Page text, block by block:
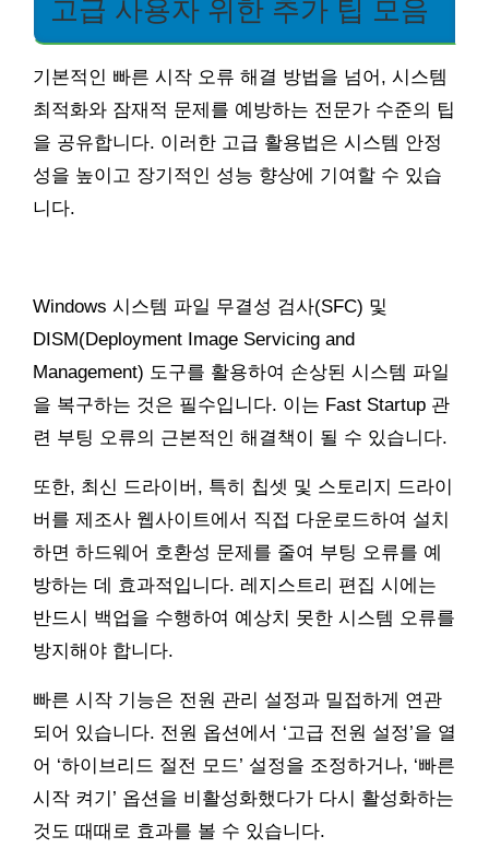
고급 사용자 위한 추가 팁 모음
기본적인 빠른 시작 오류 해결 방법을 넘어, 시스템
최적화와 잠재적 문제를 예방하는 전문가 수준의 팁
을 공유합니다. 이러한 고급 활용법은 시스템 안정
성을 높이고 장기적인 성능 향상에 기여할 수 있습
니다.
Windows 시스템 파일 무결성 검사(SFC) 및
DISM(Deployment Image Servicing and
Management) 도구를 활용하여 손상된 시스템 파일
을 복구하는 것은 필수입니다. 이는 Fast Startup 관
련 부팅 오류의 근본적인 해결책이 될 수 있습니다.
또한, 최신 드라이버, 특히 칩셋 및 스토리지 드라이
버를 제조사 웹사이트에서 직접 다운로드하여 설치
하면 하드웨어 호환성 문제를 줄여 부팅 오류를 예
방하는 데 효과적입니다. 레지스트리 편집 시에는
반드시 백업을 수행하여 예상치 못한 시스템 오류를
방지해야 합니다.
빠른 시작 기능은 전원 관리 설정과 밀접하게 연관
되어 있습니다. 전원 옵션에서 ‘고급 전원 설정’을 열
어 ‘하이브리드 절전 모드’ 설정을 조정하거나, ‘빠른
시작 켜기’ 옵션을 비활성화했다가 다시 활성화하는
것도 때때로 효과를 볼 수 있습니다.